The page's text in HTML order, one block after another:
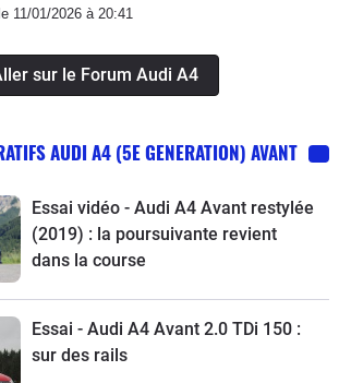
le 11/01/2026 à 20:41
sur le Forum Audi A4
AUDI A4 (5E GENERATION) AVANT
Essai vidéo - Audi A4 Avant restylée
(2019) : la poursuivante revient
dans la course
Essai - Audi A4 Avant 2.0 TDi 150 :
sur des rails